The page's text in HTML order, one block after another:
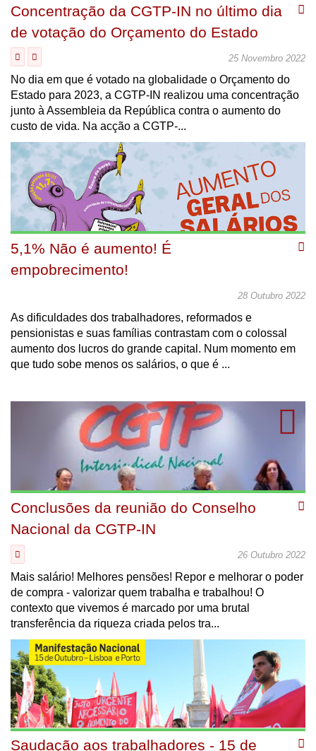
Concentração da CGTP-IN no último dia
de votação do Orçamento do Estado
25 Novembro 2022
No dia em que é votado na globalidade o Orçamento do
Estado para 2023, a CGTP-IN realizou uma concentração
junto à Assembleia da República contra o aumento do
custo de vida. Na acção a CGTP-...
5,1% Não é aumento! É
empobrecimento!
28 Outubro 2022
As dificuldades dos trabalhadores, reformados e
pensionistas e suas famílias contrastam com o colossal
aumento dos lucros do grande capital. Num momento em
que tudo sobe menos os salários, o que é ...
Conclusões da reunião do Conselho
Nacional da CGTP-IN
26 Outubro 2022
Mais salário! Melhores pensões! Repor e melhorar o poder
de compra - valorizar quem trabalha e trabalhou! O
contexto que vivemos é marcado por uma brutal
transferência da riqueza criada pelos tra...
Saudação aos trabalhadores - 15 de